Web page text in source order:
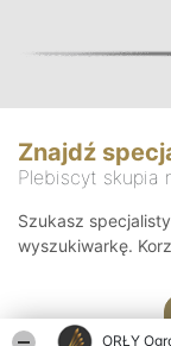
ORŁY
Znajdź
Plebiscyt skupia
Szukasz
wyszukiwarkę.